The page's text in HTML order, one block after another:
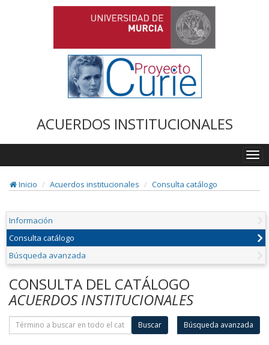
ACUERDOS INSTITUCIONALES
Inicio
Acuerdos institucionales Consulta catálogo
Información
Consulta catálogo
Búsqueda avanzada
CONSULTA DEL CATÁLOGO
ACUERDOS INSTITUCIONALES
Buscar Búsqueda avanzada